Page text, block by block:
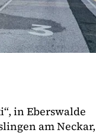
in Eberswalde
am Neckar,